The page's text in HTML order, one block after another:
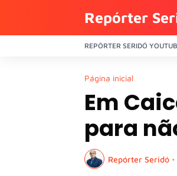
Repórter
REPÓRTER SERIDÓ
Página inicial
Em
para
Repórter Seridó •